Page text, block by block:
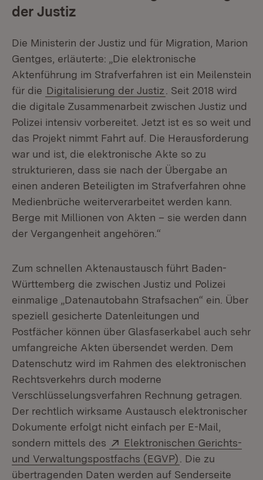
der Justiz
Die Ministerin der Justiz und für Migration, Marion
Gentges, erläuterte: „Die elektronische
Aktenführung im Strafverfahren ist ein Meilenstein
für die Digitalisierung der Justiz
. Seit 2018 wird
die digitale Zusammenarbeit zwischen Justiz und
Polizei intensiv vorbereitet. Jetzt ist es so weit und
das Projekt nimmt Fahrt auf. Die Herausforderung
war und ist, die elektronische Akte so zu
strukturieren, dass sie nach der Übergabe an
einen anderen Beteiligten im Strafverfahren ohne
Medienbrüche weiterverarbeitet werden kann.
Berge mit Millionen von Akten – sie werden dann
der Vergangenheit angehören.“
Zum schnellen Aktenaustausch führt Baden-
Württemberg die zwischen Justiz und Polizei
einmalige „Datenautobahn Strafsachen“ ein. Über
speziell gesicherte Datenleitungen und
Postfächer können über Glasfaserkabel auch sehr
umfangreiche Akten übersendet werden. Dem
Datenschutz wird im Rahmen des elektronischen
Rechtsverkehrs durch moderne
Verschlüsselungsverfahren Rechnung getragen.
Der rechtlich wirksame Austausch elektronischer
Dokumente erfolgt nicht einfach per E-Mail,
sondern mittels des
Extern:
Elektronischen Gerichts-
und Verwaltungspostfachs (EGVP) (Öffnet in
. Die zu
übertragenden Daten werden auf Senderseite